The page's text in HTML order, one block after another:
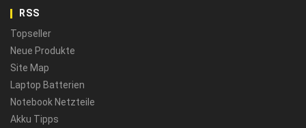
RSS
Topseller
Neue Produkte
Site Map
Laptop Batterien
Notebook Netzteile
Akku Tipps